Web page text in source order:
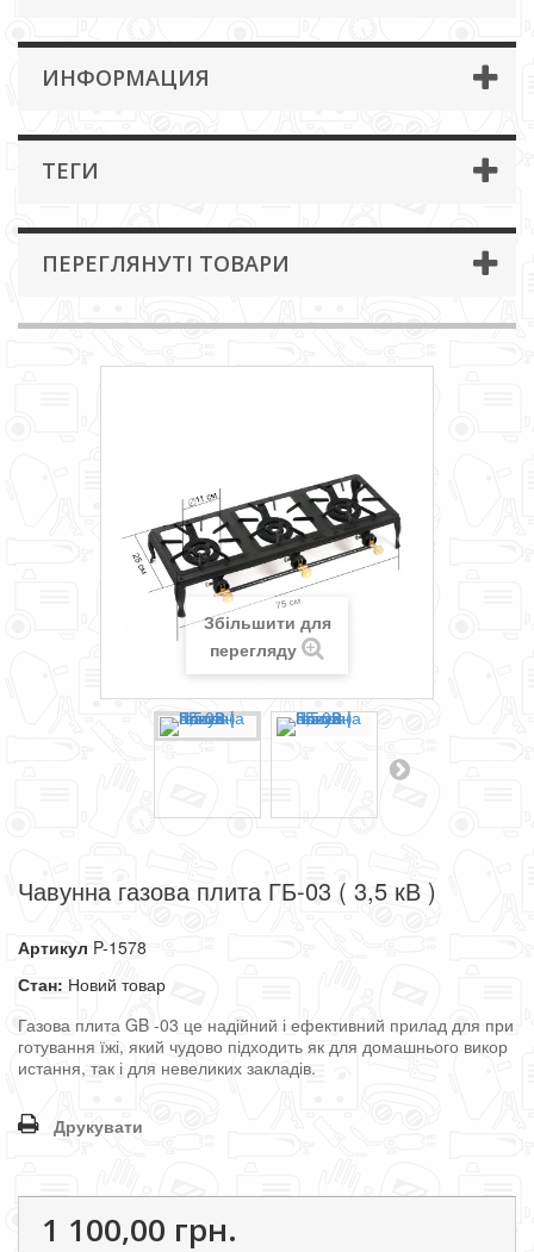
ИНФОРМАЦИЯ
ТЕГИ
ПЕРЕГЛЯНУТІ ТОВАРИ
Збільшити для
перегляду
Чавунна газова плита ГБ-03 ( 3,5 кВ )
Артикул P-1578
Стан: Новий товар
Газова плита GB -03 це надійний і ефективний прилад для при
готування їжі, який чудово підходить як для домашнього викор
истання, так і для невеликих закладів.
Друкувати
1 100,00 грн.